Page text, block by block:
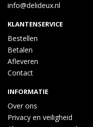
info@delideux.nl
KLANTENSERVICE
Bestellen
Betalen
Afleveren
Contact
INFORMATIE
Over ons
Privacy en veiligheid